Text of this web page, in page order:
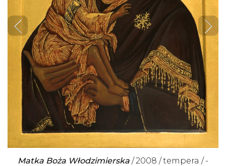
Matka Boża Włodzimierska 2008 tempera -